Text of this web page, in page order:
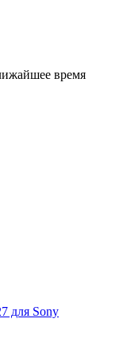
время
для Sony